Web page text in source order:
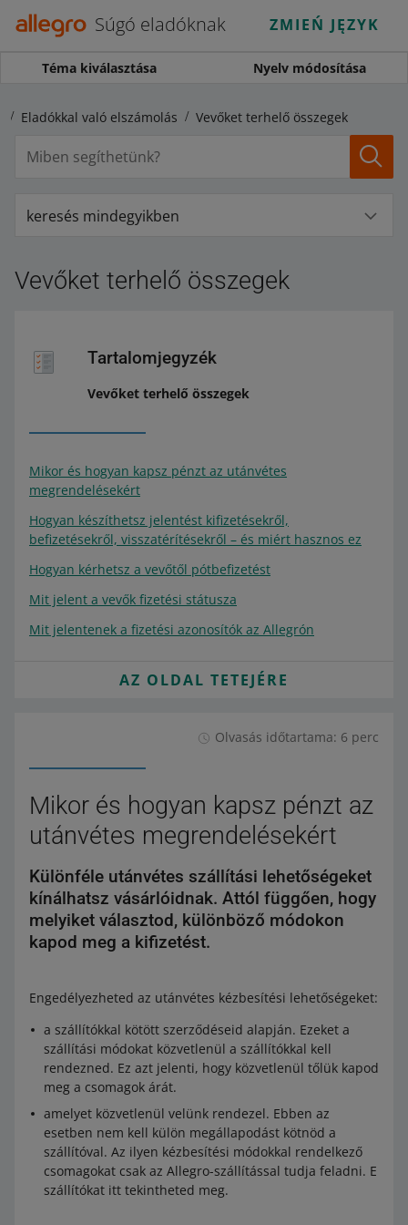
Súgó eladóknak ZMIEŃ JĘZYK
Téma kiválasztása Nyelv módosítása
Eladókkal való elszámolás Vevőket terhelő összegek
keresés mindegyikben
Vevőket terhelő összegek
Tartalomjegyzék
Vevőket terhelő összegek
Mikor és hogyan kapsz pénzt az utánvétes
megrendelésekért
Hogyan készíthetsz jelentést kifizetésekről,
befizetésekről, visszatérítésekről – és miért hasznos ez
Hogyan kérhetsz a vevőtől pótbefizetést
Mit jelent a vevők fizetési státusza
Mit jelentenek a fizetési azonosítók az Allegrón
AZ OLDAL TETEJÉRE
Olvasás időtartama: 6 perc
Mikor és hogyan kapsz pénzt az
utánvétes megrendelésekért
Különféle utánvétes szállítási lehetőségeket
kínálhatsz vásárlóidnak. Attól függően, hogy
melyiket választod, különböző módokon
kapod meg a kifizetést.
Engedélyezheted az utánvétes kézbesítési lehetőségeket:
a szállítókkal kötött szerződéseid alapján. Ezeket a
szállítási módokat közvetlenül a szállítókkal kell
rendezned. Ez azt jelenti, hogy közvetlenül tőlük kapod
meg a csomagok árát.
amelyet közvetlenül velünk rendezel. Ebben az
esetben nem kell külön megállapodást kötnöd a
szállítóval. Az ilyen kézbesítési módokkal rendelkező
csomagokat csak az Allegro-szállítással tudja feladni. E
szállítókat itt tekintheted meg.